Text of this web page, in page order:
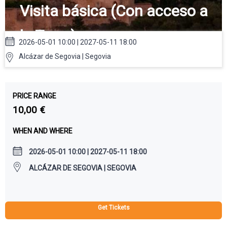
Visita básica (Con acceso a
la Torre)
2026-05-01 10:00 | 2027-05-11 18:00
Alcázar de Segovia | Segovia
PRICE RANGE
10,00 €
WHEN AND WHERE
2026-05-01 10:00 | 2027-05-11 18:00
ALCÁZAR DE SEGOVIA | SEGOVIA
Get Tickets